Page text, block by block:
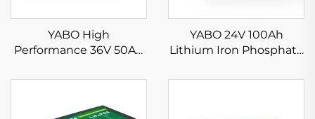
YABO High
Performance 36V 50Ah
Napakahusay na
Battery para sa Electric
YABO 24V 100Ah
Lithium Iron Phosphate
Kalidad na LiFePO4